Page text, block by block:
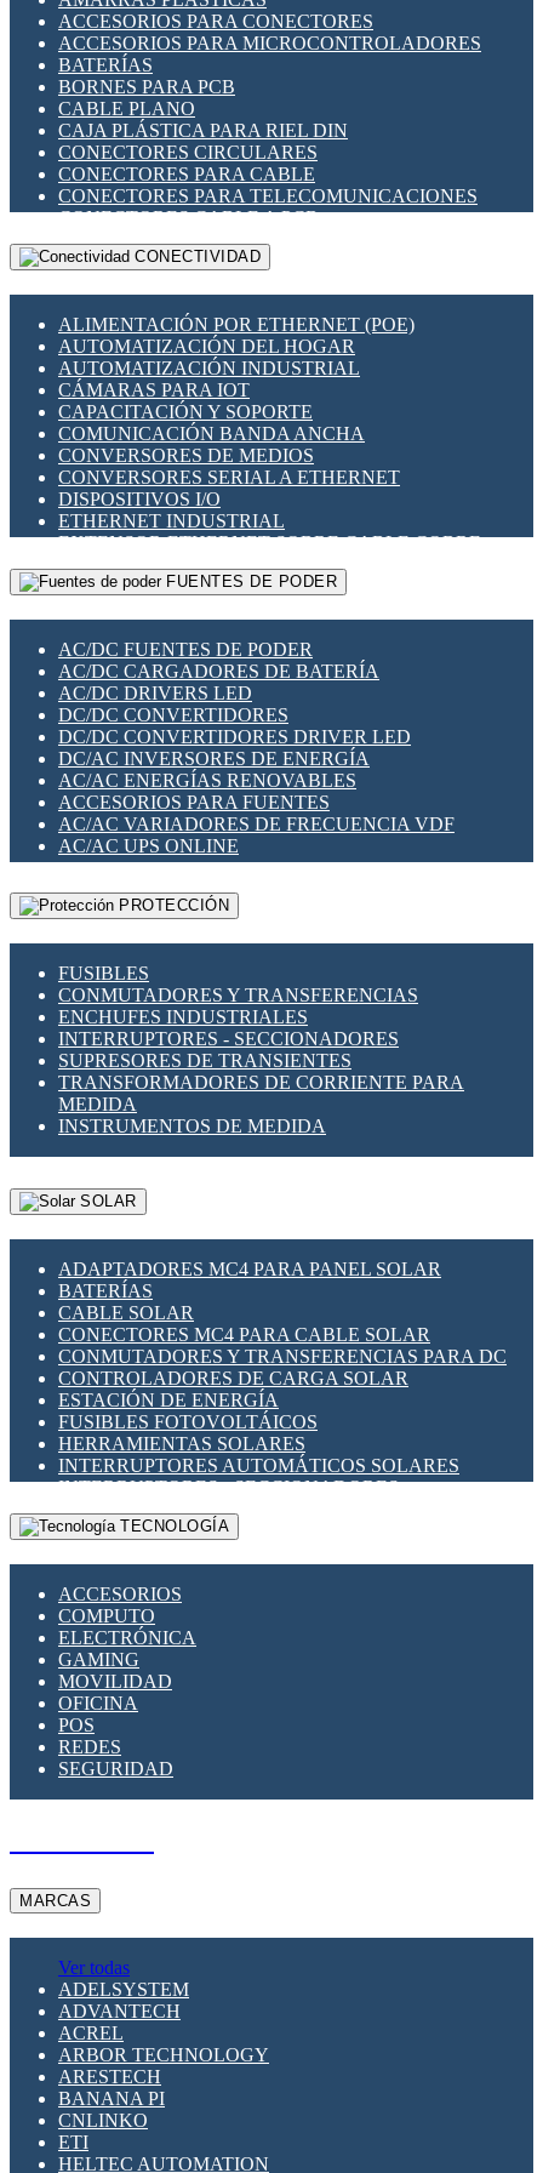
INDICADORES PARA PANEL
INTERFACES DE RELÉ
INTERRUPTORES FIN DE CARRERA
LLAVES CONMUTADORAS
MEDIDORES DE ENERGÍA Y TC'S DE CORRIENTE
MOTORES PASO A PASO
PANTALLAS HMI
PLC -CONTROLADORES LÓGICO PROGRAMABLES
PROGRAMADORES DE HORARIO
RELÉS DE PROTECCIÓN
SENSORES CAPACITIVOS
SENSORES INDUCTIVOS
TEMPORIZADORES
VARIACS
VARIADORES DE FRECUENCIA [VDF]
SECCIONADORES - INTERRUPTORES
MAQUINARIA
ACCESORIOS PARA CONECTORES
ACCESORIOS PARA MICROCONTROLADORES
BATERÍAS
BORNES PARA PCB
CABLE PLANO
CAJA PLÁSTICA PARA RIEL DIN
CONECTORES CIRCULARES
CONECTORES PARA CABLE
CONECTORES PARA TELECOMUNICACIONES
CONECTORES CABLE A PCB
CONECTORES PCB A CABLE
DIP SWITCHES
HERRAMIENTAS VARIAS
ILUMINACIÓN LED
INTERRUPTORES REED
INTERFACES DE RELÉ
OTROS RELÉS
PROTECCIÓN TÉRMICA
RELÉS AUTOMOTRICES
RELÉS DE SEÑAL
RELÉS DE ESTADO SÓLIDO SSR
RELÉS INDUSTRIALES
RELÉS MINIATURA DE POTENCIA
SENSORES MAGNÉTICOS
SWITCH Y MICROSWITCH
TARJETAS PI
UNIÓN Y DERIVACIÓN DE CABLE
CONECTIVIDAD
ALIMENTACIÓN POR ETHERNET (POE)
AUTOMATIZACIÓN DEL HOGAR
AUTOMATIZACIÓN INDUSTRIAL
CÁMARAS PARA IOT
CAPACITACIÓN Y SOPORTE
COMUNICACIÓN BANDA ANCHA
CONVERSORES DE MEDIOS
CONVERSORES SERIAL A ETHERNET
DISPOSITIVOS I/O
ETHERNET INDUSTRIAL
EXTENSOR ETHERNET SOBRE CABLE COBRE
GATEWAY LORAWAN
GESTIÓN DE REDES
PLACAS MODULARES IOT
SWITCHES Y REDES WIFI
SOLUCIONES IOT
SOLUCIONES LORAWAN
SOLUCIONES RED CELULAR
SEGURIDAD PARA REDES
SWITCHES LAN
TELEFONÍA IP (VOIP)
VIGILANCIA IP (CCTV)
MESHTASTIC
FUENTES DE PODER
AC/DC FUENTES DE PODER
AC/DC CARGADORES DE BATERÍA
AC/DC DRIVERS LED
DC/DC CONVERTIDORES
DC/DC CONVERTIDORES DRIVER LED
DC/AC INVERSORES DE ENERGÍA
AC/AC ENERGÍAS RENOVABLES
ACCESORIOS PARA FUENTES
AC/AC VARIADORES DE FRECUENCIA VDF
AC/AC UPS ONLINE
PROTECCIÓN
FUSIBLES
CONMUTADORES Y TRANSFERENCIAS
ENCHUFES INDUSTRIALES
INTERRUPTORES - SECCIONADORES
SUPRESORES DE TRANSIENTES
TRANSFORMADORES DE CORRIENTE PARA
MEDIDA
INSTRUMENTOS DE MEDIDA
SOLAR
ADAPTADORES MC4 PARA PANEL SOLAR
BATERÍAS
CABLE SOLAR
CONECTORES MC4 PARA CABLE SOLAR
CONMUTADORES Y TRANSFERENCIAS PARA DC
CONTROLADORES DE CARGA SOLAR
ESTACIÓN DE ENERGÍA
FUSIBLES FOTOVOLTÁICOS
HERRAMIENTAS SOLARES
INTERRUPTORES AUTOMÁTICOS SOLARES
INTERRUPTORES - SECCIONADORES
FOTOVOLTÁICOS
MONTAJE PANEL SOLAR
SUPRESOR DE TRANSIENTES SPDS PARA
APLICACIONES FOTOVOLTAICAS
TECNOLOGÍA
ACCESORIOS
COMPUTO
ELECTRÓNICA
GAMING
MOVILIDAD
OFICINA
POS
REDES
SEGURIDAD
MARCAS
Ver todas
ADELSYSTEM
ADVANTECH
ACREL
ARBOR TECHNOLOGY
ARESTECH
BANANA PI
CNLINKO
ETI
HELTEC AUTOMATION